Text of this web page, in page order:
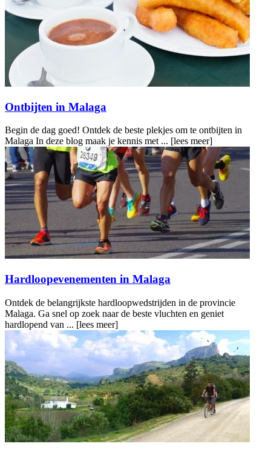
Ontbijten in Malaga
Begin de dag goed! Ontdek de beste plekjes om te ontbijten in
Malaga In deze blog maak je kennis met ... [lees meer]
Hardloopevenementen in Malaga
Ontdek de belangrijkste hardloopwedstrijden in de provincie
Malaga. Ga snel op zoek naar de beste vluchten en geniet
hardlopend van ... [lees meer]